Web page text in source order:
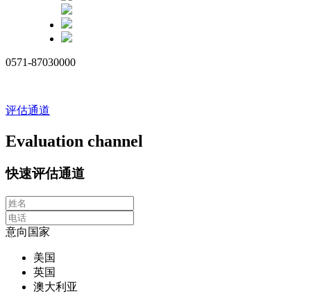
0571-87030000
评估通道
Evaluation channel
快速评估通道
意向国家
美国
英国
澳大利亚